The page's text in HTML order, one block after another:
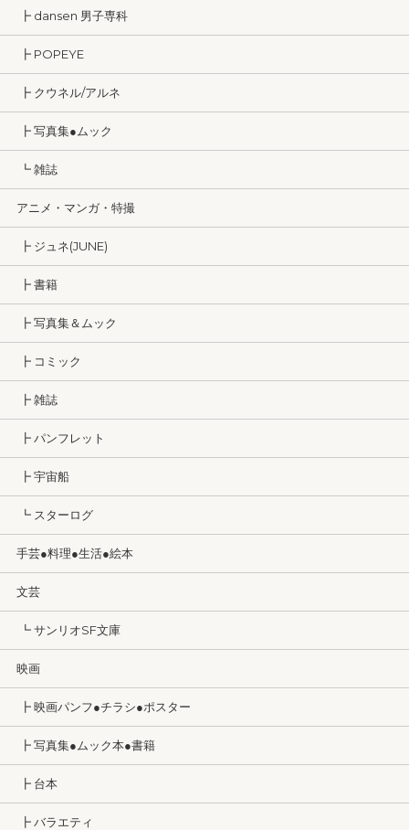
┣ dansen 男子専科
┣ POPEYE
┣ クウネル/アルネ
┣ 写真集●ムック
┗ 雑誌
アニメ・マンガ・特撮
┣ ジュネ(JUNE)
┣ 書籍
┣ 写真集＆ムック
┣ コミック
┣ 雑誌
┣ パンフレット
┣ 宇宙船
┗ スターログ
手芸●料理●生活●絵本
文芸
┗ サンリオSF文庫
映画
┣ 映画パンフ●チラシ●ポスター
┣ 写真集●ムック本●書籍
┣ 台本
┣ バラエティ